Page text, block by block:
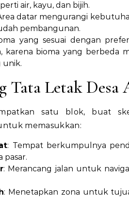
air, kayu, dan bijih.
datar mengurangi
pembangunan.
yang sesuai dengan
karena bioma yang berbeda
unik.
Tata Letak Desa
satu blok, buat
memasukkan:
: Tempat berkumpulnya
pasar.
: Merancang jalan untuk
: Menetapkan zona untuk